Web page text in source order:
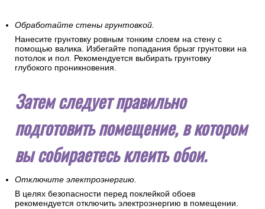
Обработайте стены грунтовкой.
Нанесите грунтовку ровным тонким слоем на стену с
помощью валика. Избегайте попадания брызг грунтовки на
потолок и пол. Рекомендуется выбирать грунтовку
глубокого проникновения.
Затем следует правильно
подготовить помещение, в котором
вы собираетесь клеить обои.
Отключите электроэнергию.
В целях безопасности перед поклейкой обоев
рекомендуется отключить электроэнергию в помещении.